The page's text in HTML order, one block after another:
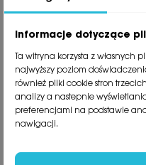
30 lat dzielimy się z naszymi
81 533 23 05
phone81 533 30 50
phone 81 533 82 20
Polecane kategorie
Informacje dotyczące
Ta witryna korzysta z własnych
najwyższy poziom
również pliki cookie stron
analizy a nastepnie
preferencjami na podstawie
nawigacji.